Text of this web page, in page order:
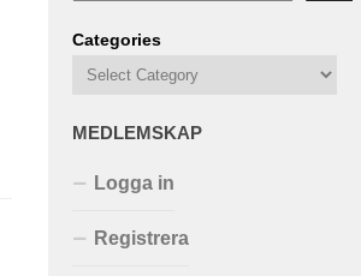
Categories
MEDLEMSKAP
Logga in
Registrera